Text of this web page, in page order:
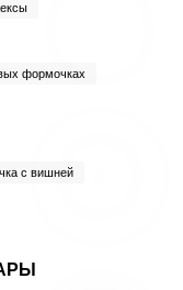
формочках
с вишней